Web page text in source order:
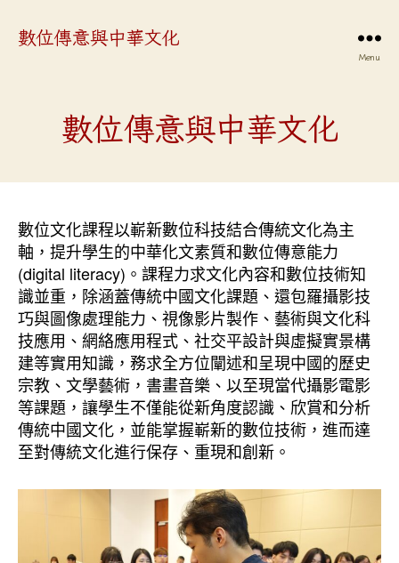
數位傳意與中華文化
Menu
數位傳意與中華文化
數位文化課程以嶄新數位科技結合傳統文化為主
軸，提升學生的中華化文素質和數位傳意能力
(digital literacy)。課程力求文化內容和數位技術知
識並重，除涵蓋傳統中國文化課題、還包羅攝影技
巧與圖像處理能力、視像影片製作、藝術與文化科
技應用、網絡應用程式、社交平設計與虛擬實景構
建等實用知識，務求全方位闡述和呈現中國的歷史
宗教、文學藝術，書畫音樂、以至現當代攝影電影
等課題，讓學生不僅能從新角度認識、欣賞和分析
傳統中國文化，並能掌握嶄新的數位技術，進而達
至對傳統文化進行保存、重現和創新。